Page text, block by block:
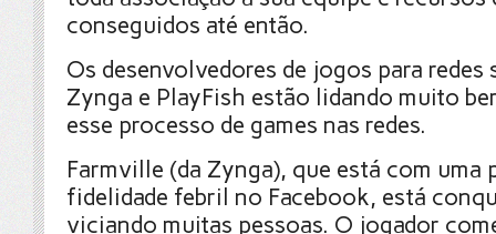
conseguidos até então.
Os desenvolvedores de jogos para
Zynga e PlayFish estão lidando muito
esse processo de games nas redes.
Farmville (da Zynga), que está com uma
fidelidade febril no Facebook, está
viciando muitas pessoas. O jogador